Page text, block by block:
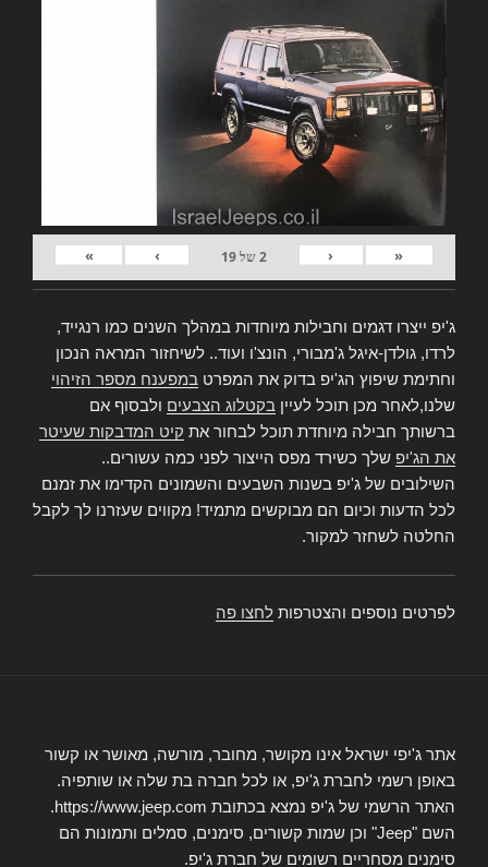
«
‹
2של19
›
»
ג'יפ ייצרו דגמים וחבילות מיוחדות במהלך השנים כמו רנגייד,
לרדו, גולדן-איגל ג'מבורי, הונצ'ו ועוד.. לשיחזור המראה הנכון
וחתימת שיפוץ הג'יפ בדוק את המפרט במפענח מספר הזיהוי
שלנו,לאחר מכן תוכל לעיין בקטלוג הצבעים ולבסוף אם
ברשותך חבילה מיוחדת תוכל לבחור את קיט המדבקות שעיטר
את הג'יפ שלך כשירד מפס הייצור לפני כמה עשורים..
השילובים של ג'יפ בשנות השבעים והשמונים הקדימו את זמנם
לכל הדעות וכיום הם מבוקשים מתמיד! מקווים שעזרנו לך לקבל
החלטה לשחזר למקור.
לפרטים נוספים והצטרפות לחצו פה
אתר ג'יפי ישראל אינו מקושר, מחובר, מורשה, מאושר או קשור
באופן רשמי לחברת ג'יפ, או לכל חברה בת שלה או שותפיה.
האתר הרשמי של ג'יפ נמצא בכתובת https://www.jeep.com.
השם "Jeep" וכן שמות קשורים, סימנים, סמלים ותמונות הם
סימנים מסחריים רשומים של חברת ג'יפ.